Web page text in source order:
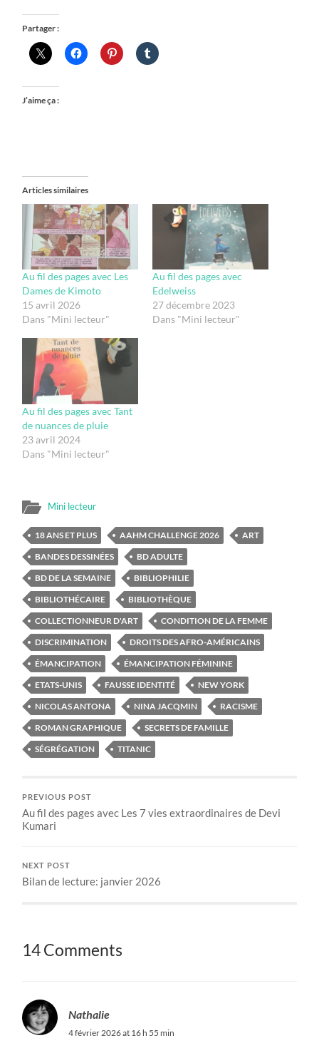
Partager :
J’aime ça :
Articles similaires
Au fil des pages avec Les
Dames de Kimoto
15 avril 2026
Dans "Mini lecteur"
Au fil des pages avec
Edelweiss
27 décembre 2023
Dans "Mini lecteur"
Au fil des pages avec Tant
de nuances de pluie
23 avril 2024
Dans "Mini lecteur"
Mini lecteur
18 ANS ET PLUS AAHM CHALLENGE 2026
ART
BANDES DESSINÉES
BD ADULTE
BD DE LA SEMAINE
BIBLIOPHILIE
BIBLIOTHÉCAIRE
BIBLIOTHÈQUE
COLLECTIONNEUR D'ART
CONDITION DE LA FEMME
DISCRIMINATION
DROITS DES AFRO-AMÉRICAINS
ÉMANCIPATION
ÉMANCIPATION FÉMININE
ETATS-UNIS
FAUSSE IDENTITÉ
NEW YORK
NICOLAS ANTONA
NINA JACQMIN
RACISME
ROMAN GRAPHIQUE
SECRETS DE FAMILLE
SÉGRÉGATION
TITANIC
PREVIOUS POST
Au fil des pages avec Les 7 vies extraordinaires de Devi
Kumari
NEXT POST
Bilan de lecture: janvier 2026
14 Comments
Nathalie
4 février 2026 at 16 h 55 min